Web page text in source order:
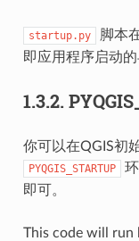
startup.py
脚本
即应用程序启动的
1.3.2.
你可以在QGIS初
PYQGIS_STARTUP
即可。
This code will run